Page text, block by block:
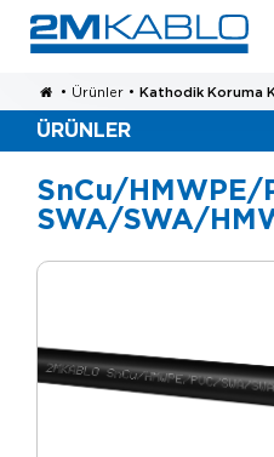
• Ürünler • Kathodik Koruma
ÜRÜNLER
SnCu/HMWPE/
SWA/SWA/